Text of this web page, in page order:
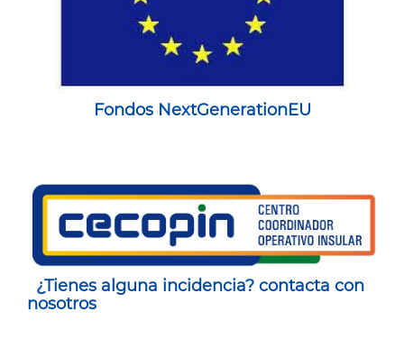
Fondos NextGenerationEU
¿Tienes alguna incidencia? contacta con
nosotros